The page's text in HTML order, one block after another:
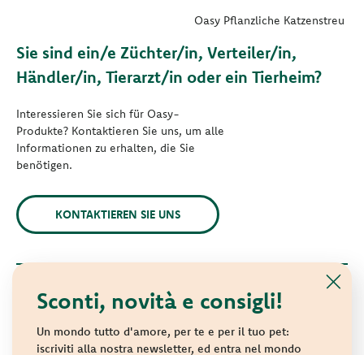
Sconti, novità e consigli!
Un mondo tutto d'amore, per te e per il tuo pet:
iscriviti alla nostra newsletter, ed entra nel mondo
Oasy Pflanzliche Katzenstreu
Sie sind ein/e Züchter/in, Verteiler/in,
Händler/in, Tierarzt/in oder ein Tierheim?
Interessieren Sie sich für Oasy-
Produkte? Kontaktieren Sie uns, um alle
Informationen zu erhalten, die Sie
benötigen.
KONTAKTIEREN SIE UNS
© 2021 Oasy. Alle Rechte vorbehalten.
Wonderfood S.p.A. Strada dei Censiti, 2 - 47891 Repubblica di
San Marino - C.o.E. SM 04018